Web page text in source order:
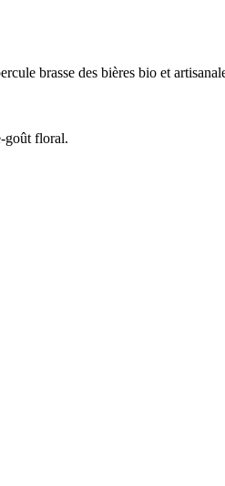
brasse des bières bio et
goût floral.